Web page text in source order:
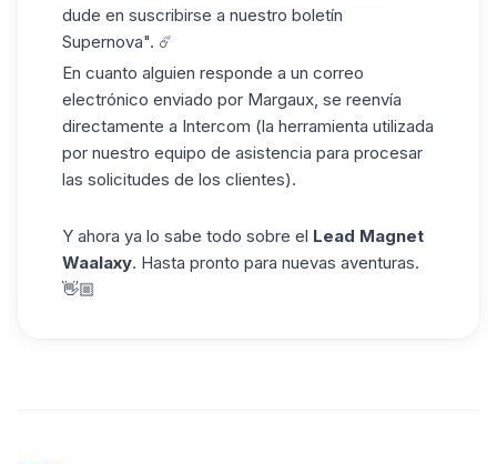
dude en suscribirse a nuestro boletín
Supernova". ☄️
En cuanto alguien responde a un correo
electrónico enviado por Margaux, se reenvía
directamente a Intercom (la herramienta utilizada
por nuestro equipo de asistencia para procesar
las solicitudes de los clientes).
Y ahora ya lo sabe todo sobre el Lead Magnet
Waalaxy. Hasta pronto para nuevas aventuras.
👋🏼